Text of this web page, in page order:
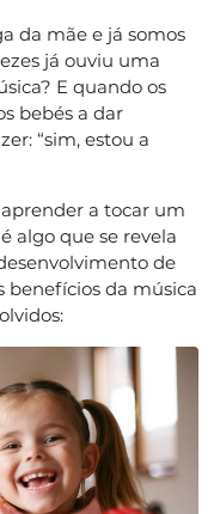
da mãe e já somos
já ouviu uma
E quando os
bebés a dar
“sim, estou a
a tocar um
algo que se revela
de
benefícios da música